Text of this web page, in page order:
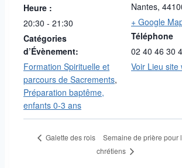
Heure :
20:30 - 21:30
Catégories
d’Évènement:
Formation Spirituelle et
parcours de Sacrements,
Préparation baptême,
enfants 0-3 ans
Nantes,
+ Google
Téléphone
02 40 46 30
Voir Lieu site
Galette des rois
Semaine de prière pour
chrétiens